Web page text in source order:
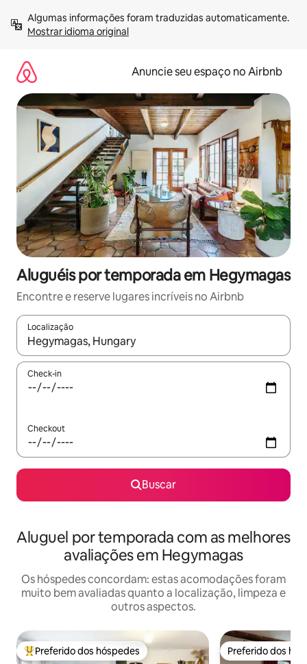
para
Mostrar idioma original
Anuncie seu espaço no Airbnb
Aluguéis por temporada em Hegymagas
Encontre e reserve lugares incríveis no Airbnb
Localização
Quando os resultados estiverem disponíveis, explore-os
Check-in
Checkout
Buscar
Aluguel por temporada com as melhores
avaliações em Hegymagas
Os hóspedes concordam: estas acomodações foram
muito bem avaliadas quanto a localização, limpeza e
outros aspectos.
Entre os melhores preferidos dos hóspedes
Preferido dos hóspedes Preferido dos
Preferido dos